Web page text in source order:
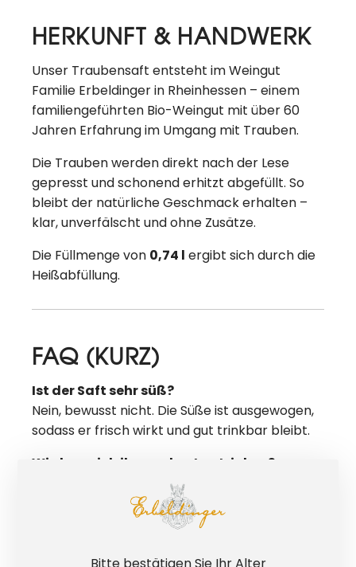
HERKUNFT & HANDWERK
Unser Traubensaft entsteht im Weingut
Familie Erbeldinger in Rheinhessen – einem
familiengeführten Bio-Weingut mit über 60
Jahren Erfahrung im Umgang mit Trauben.
Die Trauben werden direkt nach der Lese
gepresst und schonend erhitzt abgefüllt. So
bleibt der natürliche Geschmack erhalten –
klar, unverfälscht und ohne Zusätze.
Die Füllmenge von 0,74 l ergibt sich durch die
Heißabfüllung.
FAQ (KURZ)
Ist der Saft sehr süß?
Nein, bewusst nicht. Die Süße ist ausgewogen,
sodass er frisch wirkt und gut trinkbar bleibt.
Wie kann ich ihn am besten trinken?
Pur oder als Schorle – je nach Anlass und
Für wen ist dieser Saft geeignet?
Für alle, die alkoholfrei genießen möchten –